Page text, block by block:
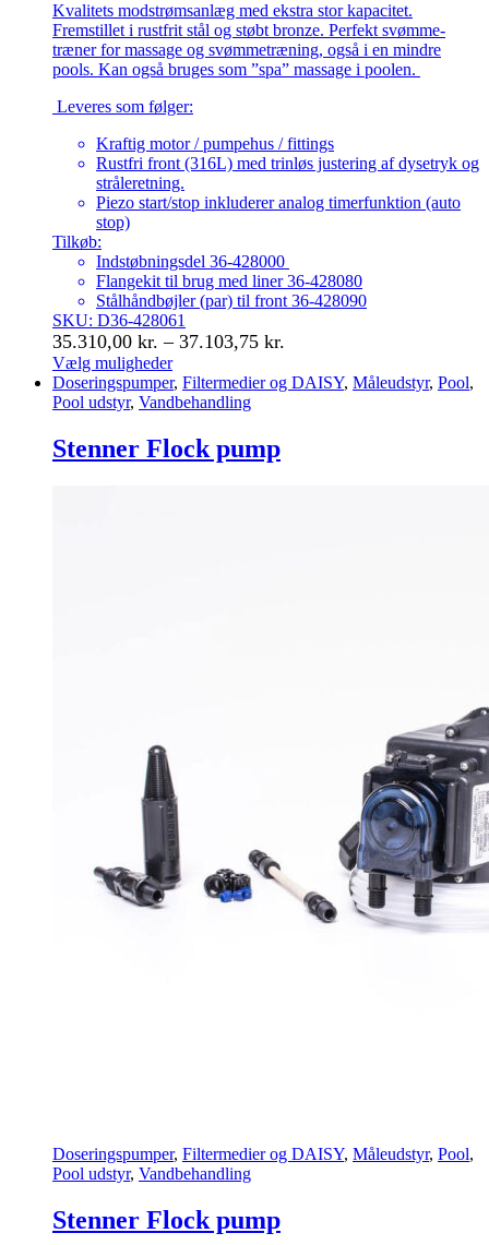
Kvalitets modstrømsanlæg med ekstra stor kapacitet.
Fremstillet i rustfrit stål og støbt bronze. Perfekt svømme-
træner for massage og svømmetræning, også i en mindre
pools. Kan også bruges som ”spa” massage i poolen.
Leveres som følger:
Kraftig motor / pumpehus / fittings
Rustfri front (316L) med trinløs justering af dysetryk og
stråleretning.
Piezo start/stop inkluderer analog timerfunktion (auto
stop)
Tilkøb:
Indstøbningsdel 36-428000
Flangekit til brug med liner 36-428080
Stålhåndbøjler (par) til front 36-428090
SKU: D36-428061
35.310,00 kr. – 37.103,75 kr.
til
Vælg muligheder
Dette
vare
flere
varianter.
Doseringspumper, Filtermedier og DAISY, Måleudstyr, Pool,
Pool udstyr, Vandbehandling
Stenner Flock pump
Doseringspumper, Filtermedier og DAISY, Måleudstyr, Pool,
Pool udstyr, Vandbehandling
Stenner Flock pump